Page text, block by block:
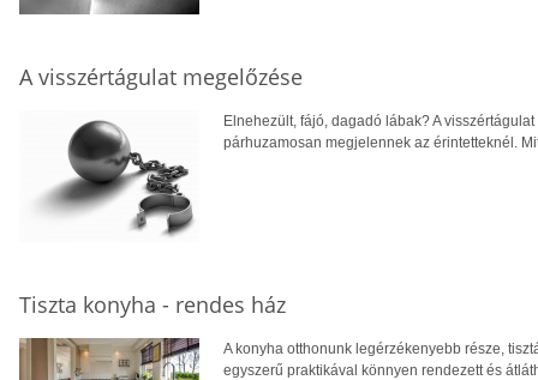
A visszértágulat megelőzése
Elnehezült, fájó, dagadó lábak? A
párhuzamosan megjelennek az érintetteknél.
Tiszta konyha - rendes ház
A konyha otthonunk legérzékenyebb része,
egyszerű praktikával könnyen rendezett és